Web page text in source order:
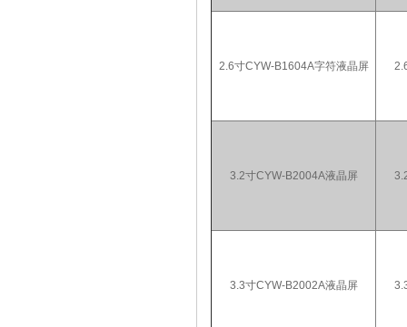
2.6寸CYW-B1604A字符液晶屏
3.2寸CYW-B2004A液晶屏
3.3寸CYW-B2002A液晶屏